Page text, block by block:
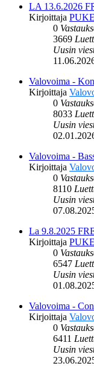
LA 13.6.2026
Kirjoittaja PUKE
0
3669
Uusin
Valovoima -
Kirjoittaja
0
8033
Uusin
Valovoima -
Kirjoittaja
0
8110
Uusin
La 9.8.2025
Kirjoittaja PUKE
0
6547
Uusin
Valovoima -
Kirjoittaja
0
6411
Uusin